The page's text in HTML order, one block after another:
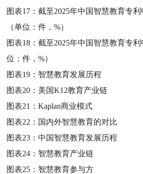
图表17：截至2025年中国智慧教育专
（单位：件，%）
图表18：截至2025年中国智慧教育专
位：件，%）
图表19： 智慧教育发展历程
图表20： 美国K12教育产业链
图表21：Kaplan商业模式
图表22： 国内外智慧教育的对比
图表23：中国智慧教育发展历程
图表24： 智慧教育产业链
图表25： 智慧教育参与方